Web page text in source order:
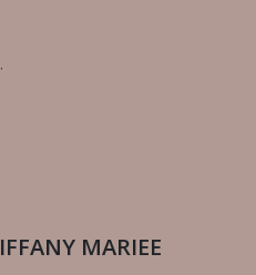
MARIEE